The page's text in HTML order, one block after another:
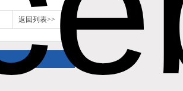
返回列表>>